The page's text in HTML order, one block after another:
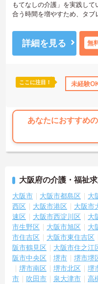
年間休日110日以上 ブラ
もてなしの介護」を実践し
合う時間を増やすため、タブ
寄り添えるやりがいのあるお
◆部署や施設を超えてスタッ
り合える「サンクスバッジ
ので、壁にぶつかっても安
す。
司と面談を行うことで、自身
詳細を見る 無
ここに注目！ 未経験
あなたにおすすめ
大阪府の介護・福祉
大阪市 大阪市都島区 大
西区
大阪市港区 大阪市
速区
大阪市西淀川区 大
市生野区
大阪市旭区 大
市住吉区
大阪市東住吉区
阪市鶴見区
大阪市住之江
阪市中央区
堺市 堺市堺
堺市南区
堺市北区 堺
市
吹田市 泉大津市 高